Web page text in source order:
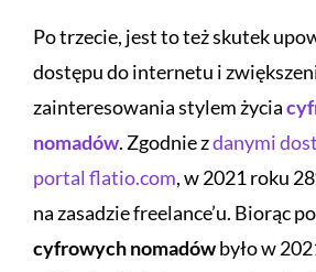
Po trzecie, jest to też skutek
dostępu do internetu i
zainteresowania stylem życia
nomadów. Zgodnie zdanymi
portal flatio.com, w 2021 roku
na zasadzie freelance’u. Biorąc
cyfrowych nomadówbyło w